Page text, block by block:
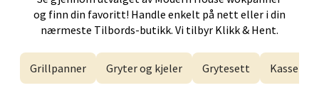
og finn din favoritt! Handle enkelt på nett eller i din
nærmeste Tilbords-butikk. Vi tilbyr Klikk & Hent.
Grillpanner Gryter og kjeler Grytesett
Velg